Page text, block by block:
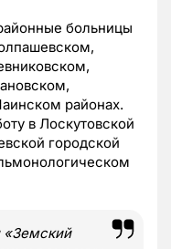
больницы
районах.
в Лоскутовской
городской
«Земский